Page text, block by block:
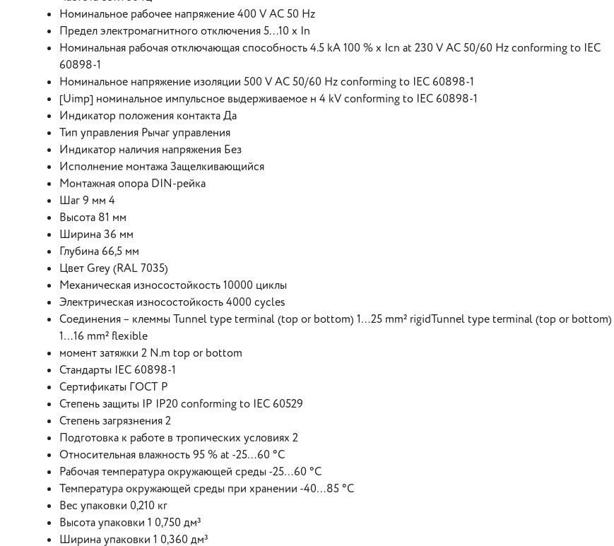
Номинальное рабочее напряжение 400 V AC 50 Hz
Предел электромагнитного отключения 5...10 x In
Номинальная рабочая отключающая способность 4.5 kA 100 % x Icn at 230 V AC 50/60 Hz conforming to IEC
60898-1
Номинальное напряжение изоляции 500 V AC 50/60 Hz conforming to IEC 60898-1
[Uimp] номинальное импульсное выдерживаемое н 4 kV conforming to IEC 60898-1
Индикатор положения контакта Да
Тип управления Рычаг управления
Индикатор наличия напряжения Без
Исполнение монтажа Защелкивающийся
Монтажная опора DIN-рейка
Шаг 9 мм 4
Высота 81 мм
Ширина 36 мм
Глубина 66,5 мм
Цвет Grey (RAL 7035)
Механическая износостойкость 10000 циклы
Электрическая износостойкость 4000 cycles
Соединения – клеммы Tunnel type terminal (top or bottom) 1…25 mm² rigidTunnel type terminal (top or bottom)
1…16 mm² flexible
момент затяжки 2 N.m top or bottom
Стандарты IEC 60898-1
Сертификаты ГОСТ Р
Степень защиты IP IP20 conforming to IEC 60529
Степень загрязнения 2
Подготовка к работе в тропических условиях 2
Относительная влажность 95 % at -25…60 °C
Рабочая температура окружающей среды -25…60 °C
Температура окружающей среды при хранении -40…85 °C
Вес упаковки 0,210 кг
Высота упаковки 1 0,750 дм³
Ширина упаковки 1 0,360 дм³